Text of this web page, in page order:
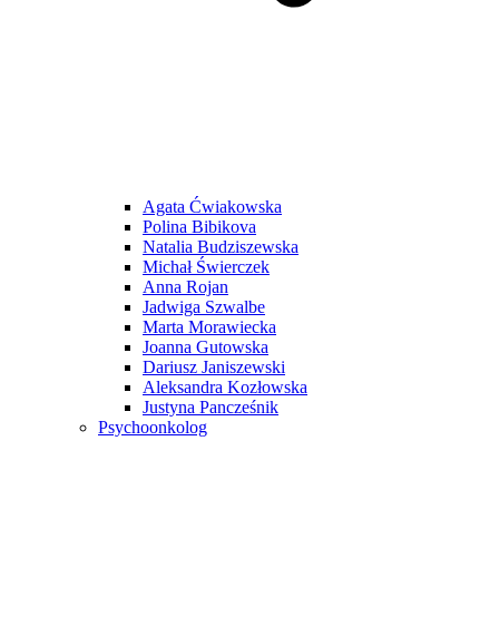
Agata Ćwiakowska
Polina Bibikova
Natalia Budziszewska
Michał Świerczek
Anna Rojan
Jadwiga Szwalbe
Marta Morawiecka
Joanna Gutowska
Dariusz Janiszewski
Aleksandra Kozłowska
Justyna Pancześnik
Psychoonkolog